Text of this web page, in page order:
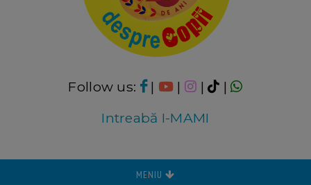
Follow us: | | |
|
Intreabă I-MAMI
MENIU